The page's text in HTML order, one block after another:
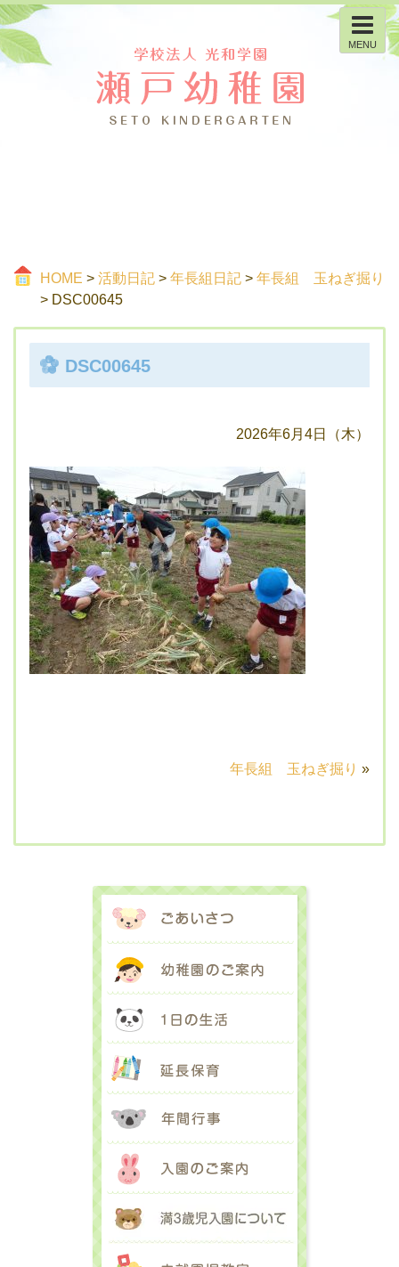
MENU
HOME > 活動日記 > 年長組日記 > 年長組 玉ねぎ掘り
> DSC00645
DSC00645
2026年6月4日（木）
年長組 玉ねぎ掘り »
ごあいさつ
幼稚園のご案内